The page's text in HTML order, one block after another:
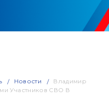
Новости
Владимир
Участников СВО В